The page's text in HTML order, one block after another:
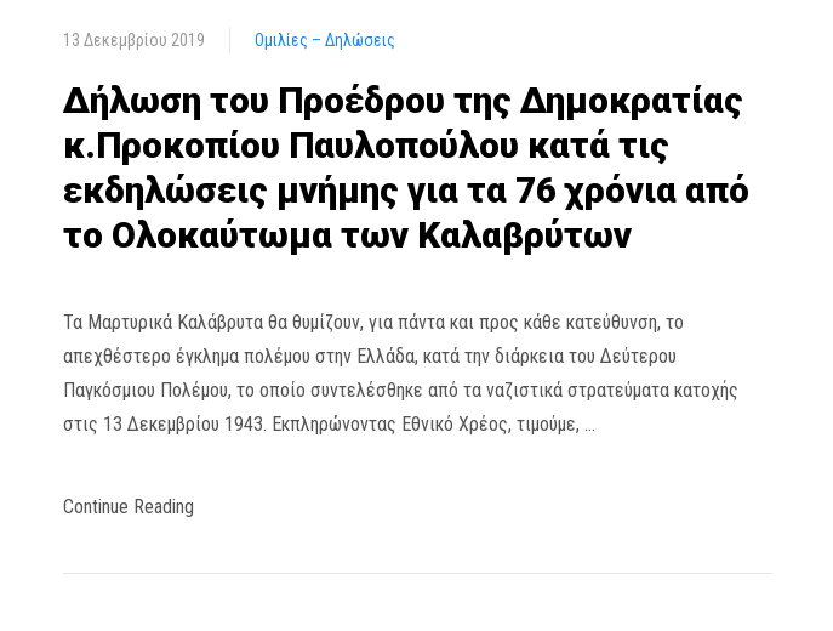
13 Δεκεμβρίου 2019 Ομιλίες – Δηλώσεις
Δήλωση του Προέδρου της Δημοκρατίας
κ.Προκοπίου Παυλοπούλου κατά τις
εκδηλώσεις μνήμης για τα 76 χρόνια από
το Ολοκαύτωμα των Καλαβρύτων
Τα Μαρτυρικά Καλάβρυτα θα θυμίζουν, για πάντα και προς κάθε κατεύθυνση, το
απεχθέστερο έγκλημα πολέμου στην Ελλάδα, κατά την διάρκεια του Δεύτερου
Παγκόσμιου Πολέμου, το οποίο συντελέσθηκε από τα ναζιστικά στρατεύματα κατοχής
στις 13 Δεκεμβρίου 1943. Εκπληρώνοντας Εθνικό Χρέος, τιμούμε, …
Continue Reading